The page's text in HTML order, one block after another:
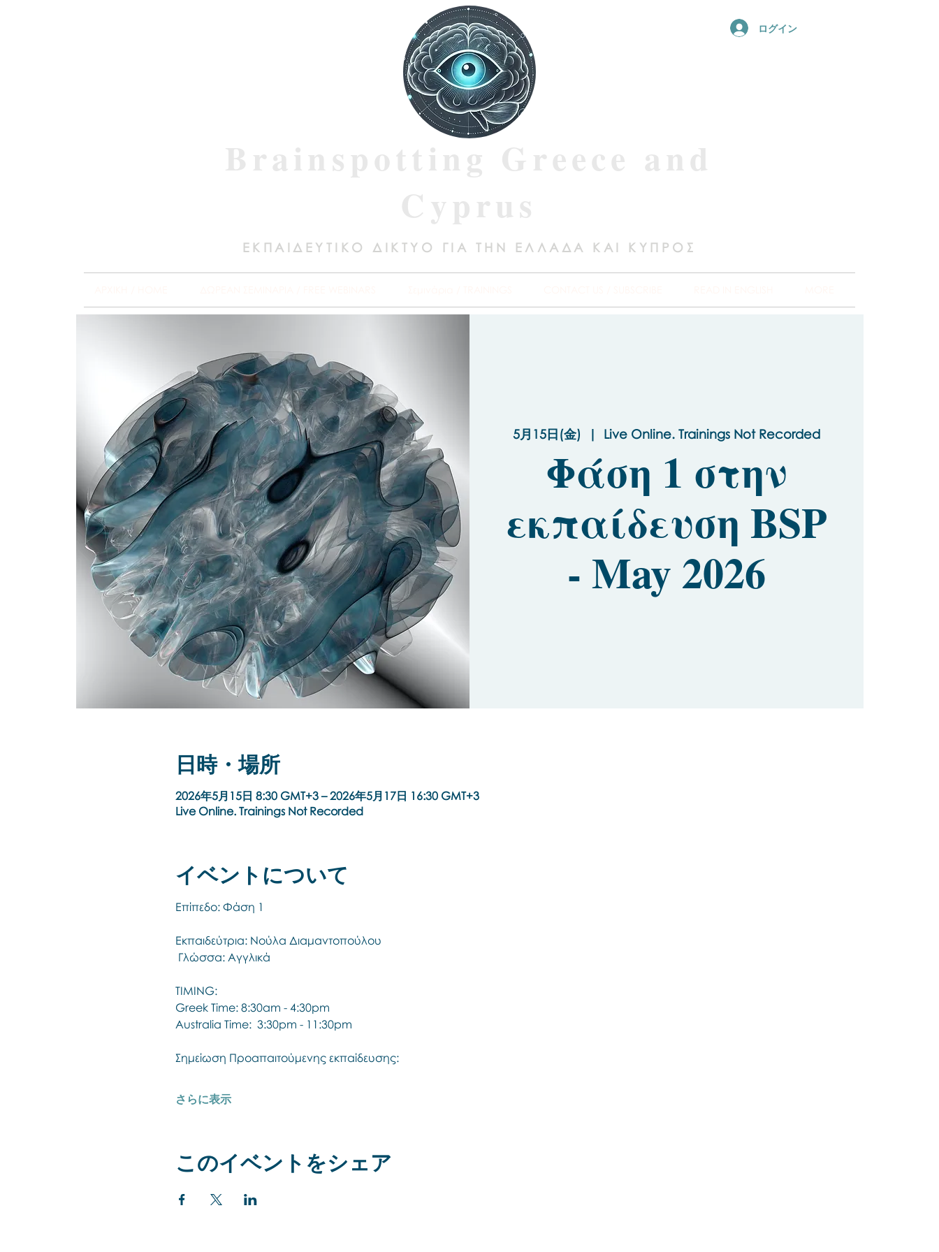
ログイン
ΕΚΠΑΙΔΕΥΤΙΚΟ ΔΙΚΤΥΟ ΓΙΑ ΤΗΝ ΕΛΛΑΔΑ ΚΑΙ ΚΥΠΡΟΣ
5月15日(金)
  |
Live Online. Trainings Not Recorded
Φάση 1 στην
εκπαίδευση BSP
- May 2026
日時・場所
2026年5月15日 8:30 GMT+3 – 2026年5月17日 16:30 GMT+3
Live Online. Trainings Not Recorded
イベントについて
Επίπεδο: Φάση 1
Εκπαιδεύτρια: Νούλα Διαμαντοπούλου
Γλώσσα: Αγγλικά
TIMING:
Greek Time: 8:30am - 4:30pm
Australia Time:  3:30pm - 11:30pm
Σημείωση Προαπαιτούμενης εκπαίδευσης:
さらに表示
このイベントをシェア